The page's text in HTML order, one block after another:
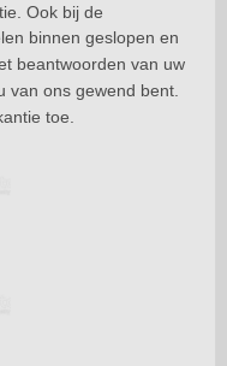
&
Ook bij de
binnen geslopen en
beantwoorden van uw
van ons gewend bent.
toe.